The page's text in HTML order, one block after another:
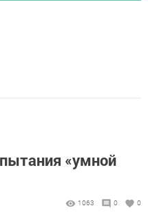
«умной
1063 0 0